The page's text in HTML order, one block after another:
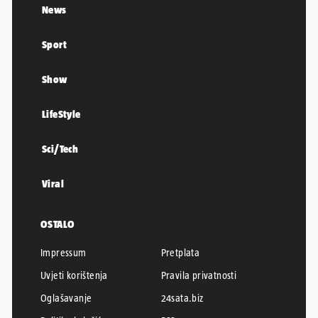
News
Sport
Show
LifeStyle
Sci/Tech
Viral
OSTALO
Impressum
Pretplata
Uvjeti korištenja
Pravila privatnosti
Oglašavanje
24sata.biz